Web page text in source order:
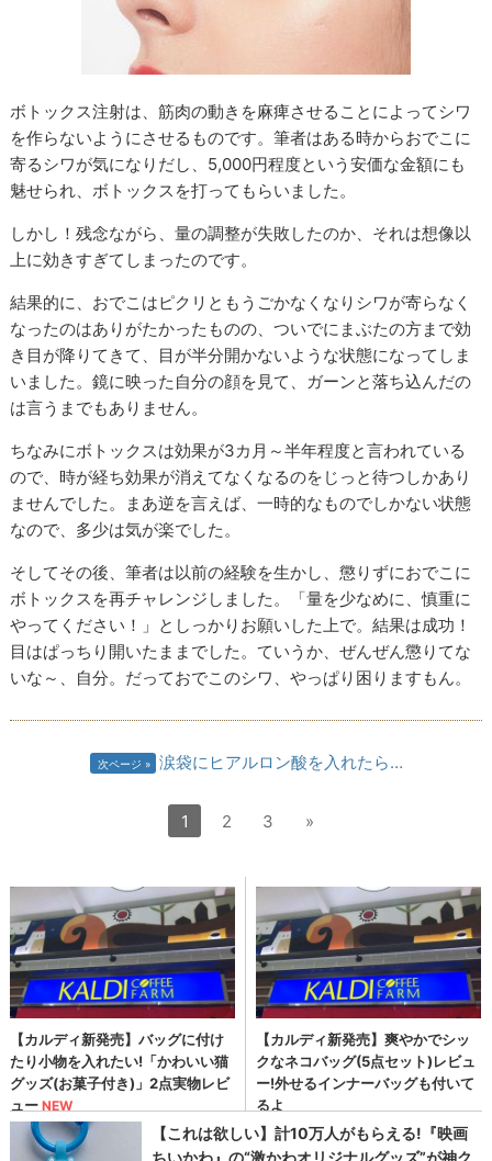
ボトックス注射は、筋肉の動きを麻痺させることによってシワ
を作らないようにさせるものです。筆者はある時からおでこに
寄るシワが気になりだし、5,000円程度という安価な金額にも
魅せられ、ボトックスを打ってもらいました。
しかし！残念ながら、量の調整が失敗したのか、それは想像以
上に効きすぎてしまったのです。
結果的に、おでこはピクリともうごかなくなりシワが寄らなく
なったのはありがたかったものの、ついでにまぶたの方まで効
き目が降りてきて、目が半分開かないような状態になってしま
いました。鏡に映った自分の顔を見て、ガーンと落ち込んだの
は言うまでもありません。
ちなみにボトックスは効果が3カ月～半年程度と言われている
ので、時が経ち効果が消えてなくなるのをじっと待つしかあり
ませんでした。まあ逆を言えば、一時的なものでしかない状態
なので、多少は気が楽でした。
そしてその後、筆者は以前の経験を生かし、懲りずにおでこに
ボトックスを再チャレンジしました。「量を少なめに、慎重に
やってください！」としっかりお願いした上で。結果は成功！
目はぱっちり開いたままでした。ていうか、ぜんぜん懲りてな
いな～、自分。だっておでこのシワ、やっぱり困りますもん。
次ページ 涙袋にヒアルロン酸を入れたら…
1 2 3 »